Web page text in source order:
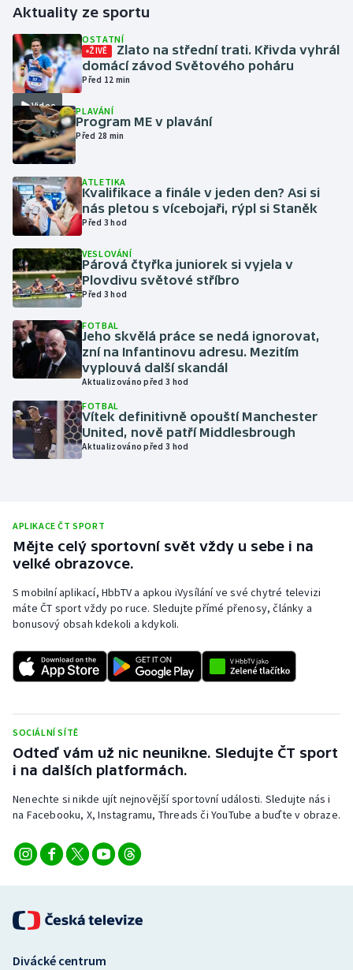
Golf
Gymnastika
Házená
Jezdectví
Judo
Krasobruslení
Lyže a snowboard
Moderní pětiboj
Motorsport
Parasport
Ragby
Rychlobruslení
Rychlostní kanoistika
Short track
Stolní tenis
Triatlon
Veslování
Vodní slalom
Volejbal
Ostatní
Aktuality ze sportu
Video
OSTATNÍ
ŽIVĚ
Zlato na střední trati. Křivda vyhrál
domácí závod Světového poháru
Před 12 min
PLAVÁNÍ
Program ME v plavání
Před 28 min
ATLETIKA
Kvalifikace a finále v jeden den? Asi si
nás pletou s vícebojaři, rýpl si Staněk
Před 3 hod
VESLOVÁNÍ
Párová čtyřka juniorek si vyjela v
Plovdivu světové stříbro
Před 3 hod
FOTBAL
Jeho skvělá práce se nedá ignorovat,
zní na Infantinovu adresu. Mezitím
vyplouvá další skandál
Aktualizováno před 3 hod
FOTBAL
Vítek definitivně opouští Manchester
United, nově patří Middlesbrough
Aktualizováno před 3 hod
APLIKACE ČT SPORT
Mějte celý sportovní svět vždy u sebe i na
velké obrazovce.
S mobilní aplikací, HbbTV a apkou iVysílání ve své chytré televizi
máte ČT sport vždy po ruce. Sledujte přímé přenosy, články a
bonusový obsah kdekoli a kdykoli.
SOCIÁLNÍ SÍTĚ
Odteď vám už nic neunikne. Sledujte ČT sport
i na dalších platformách.
Nenechte si nikde ujít nejnovější sportovní události. Sledujte nás i
na Facebooku, X, Instagramu, Threads či YouTube a buďte v obraze.
Divácké centrum